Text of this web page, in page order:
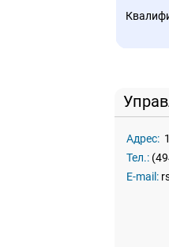
Адрес:
Тел.:
E-mail: